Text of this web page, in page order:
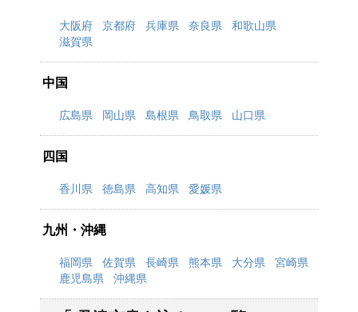
大阪府 京都府 兵庫県 奈良県
和歌山県
滋賀県
中国
広島県 岡山県 島根県 鳥取県 山口県
四国
香川県 徳島県 高知県 愛媛県
九州・沖縄
福岡県 佐賀県 長崎県 熊本県 大分県
宮崎県
鹿児島県
沖縄県